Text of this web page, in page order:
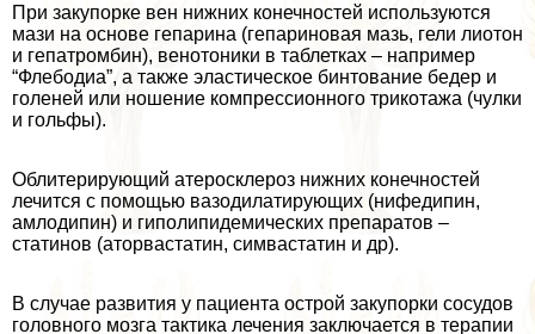
При закупорке вен нижних конечностей используются
мази на основе гепарина (гепариновая мазь, гели лиотон
и гепатромбин), венотоники в таблетках – например
“Флебодиа”, а также эластическое бинтование бедер и
голеней или ношение компрессионного трикотажа (чулки
и гольфы).
Облитерирующий атеросклероз нижних конечностей
лечится с помощью вазодилатирующих (нифедипин,
амлодипин) и гиполипидемических препаратов –
статинов (аторвастатин, симвастатин и др).
В случае развития у пациента острой закупорки сосудов
головного мозга тактика лечения заключается в терапии